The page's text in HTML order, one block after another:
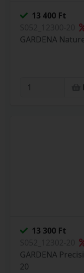
13 400 Ft
GARDENA
13 300 Ft
GARDENA
20